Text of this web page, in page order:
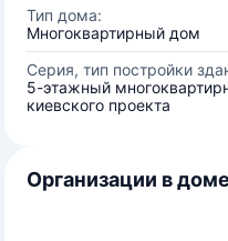
Тип дома:
Многоквартирный дом
Серия, тип постройки
5-этажный
киевского проекта
Организации в доме